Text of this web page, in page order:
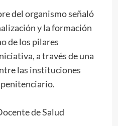
del organismo señaló
y la formación
de los pilares
a través de una
las instituciones
penitenciario.
de Salud